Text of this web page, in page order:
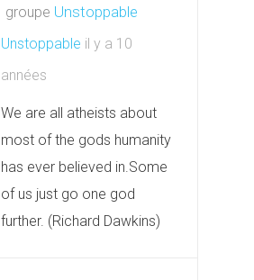
groupe
Unstoppable il y a 10
années
We are all atheists about
most of the gods humanity
has ever believed in.Some
of us just go one god
further. (Richard Dawkins)